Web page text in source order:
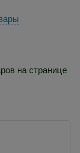
на странице